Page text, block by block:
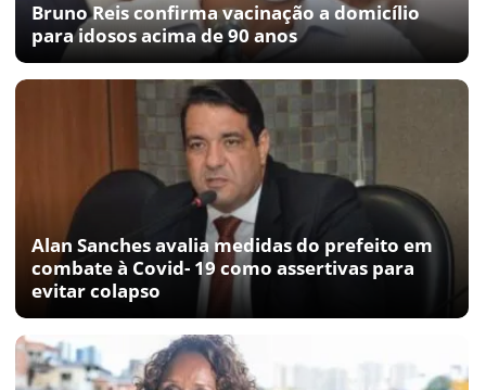
Bruno Reis confirma vacinação a domicílio
para idosos acima de 90 anos
Alan Sanches avalia medidas do prefeito em
combate à Covid- 19 como assertivas para
evitar colapso